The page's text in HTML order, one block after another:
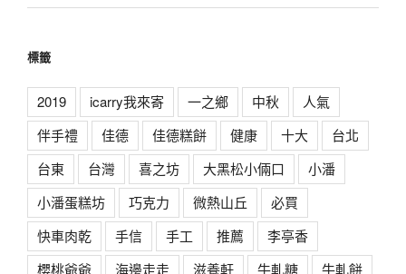
標籤
2019 icarry我來寄 一之鄉 中秋
人氣
伴手禮
佳德 佳德糕餅 健康 十大
台北
台東
台灣 喜之坊 大黑松小倆口
小潘
小潘蛋糕坊
巧克力 微熱山丘
必買
快車肉乾
手信 手工 推薦
李亭香
櫻桃爺爺
海邊走走 滋養軒 牛軋糖
牛軋餅